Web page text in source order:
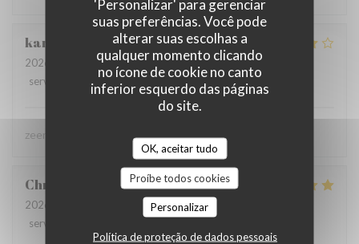
'Personalizar' para gerenciar
suas preferências. Você pode
alterar suas escolhas a
qualquer momento clicando
no ícone de cookie no canto
inferior esquerdo das páginas
do site.
OK, aceitar tudo
Proíbe todos cookies
Personalizar
Política de proteção de dados pessoais
karolien
2026-07-31
- 19:45 - guests 4
service
ambience:4 /5 menu: 4/5 quality_price
zeer lekker gegeten, zeer vriendelijke bediening
Christine
2026-08-02
- 19:15 - guests 2
service